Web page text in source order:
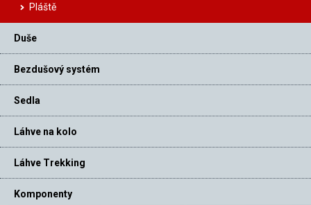
Pláště
Duše
Bezdušový systém
Sedla
Láhve na kolo
Láhve Trekking
Komponenty